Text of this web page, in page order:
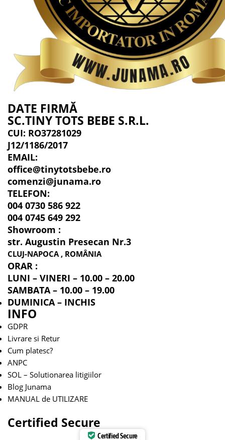
DATE FIRMĂ
SC.TINY TOTS BEBE S.R.L.
CUI: RO37281029
J12/1186/2017
EMAIL:
office@tinytotsbebe.ro
comenzi@junama.ro
TELEFON:
004 0730 586 922
004 0745 649 292
Showroom :
str. Augustin Presecan Nr.3
CLUJ-NAPOCA , ROMÂNIA
ORAR :
LUNI – VINERI – 10.00 – 20.00
SAMBATA – 10.00 – 19.00
DUMINICA – INCHIS
INFO
GDPR
Livrare si Retur
Cum platesc?
ANPC
SOL – Solutionarea litigiilor
Blog Junama
MANUAL de UTILIZARE
Certified Secure
Certified Secure